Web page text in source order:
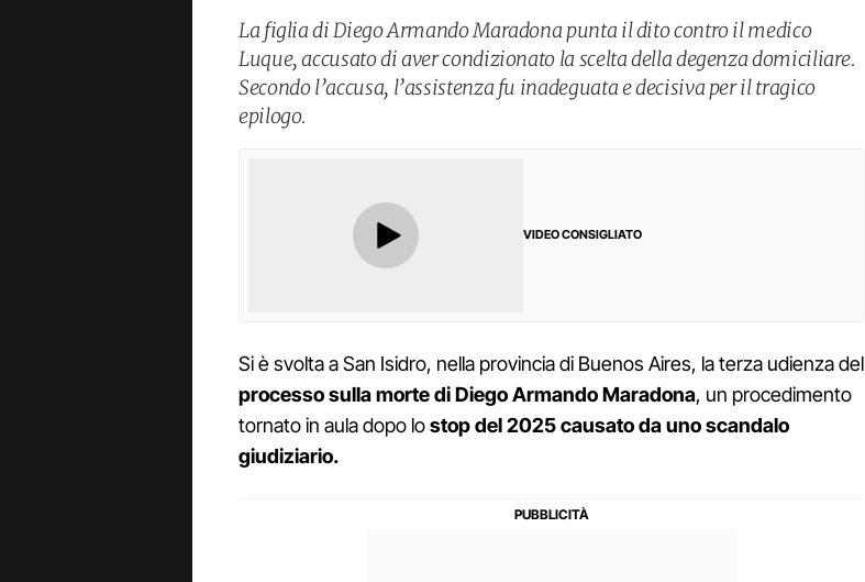
La figlia di Diego Armando Maradona punta il dito contro il medico
Luque, accusato di aver condizionato la scelta della degenza domiciliare.
Secondo l’accusa, l’assistenza fu inadeguata e decisiva per il tragico
epilogo.
VIDEO CONSIGLIATO
Si è svolta a San Isidro, nella provincia di Buenos Aires, la terza udienza del
processo sulla morte di Diego Armando Maradona, un procedimento
tornato in aula dopo lostop del 2025 causato da uno scandalo
giudiziario.